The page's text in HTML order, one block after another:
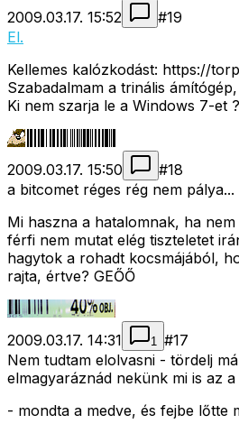
2009.03.17. 15:52
#19
El.
Kellemes kalózkodást: https://
Szabadalmam a trinális
Ki nem szarja le a Windows 7-et ?
2009.03.17. 15:50 #18
a bitcomet réges rég nem pálya...
Mi haszna a hatalomnak, ha
férfi nem mutat elég tiszteletet
hagytok a rohadt kocsmájából,
rajta, értve? GEŐŐ
2009.03.17. 14:31 1 #17
Nem tudtam elolvasni - tördelj
elmagyaráznád nekünk mi is az a
- mondta a medve, és fejbe lőtte